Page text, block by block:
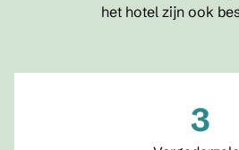
het hotel zijn ook
3